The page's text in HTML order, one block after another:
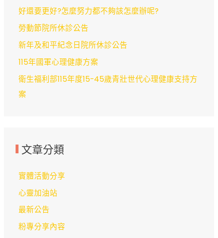
好還要更好?怎麼努力都不夠該怎麼辦呢?
勞動節院所休診公告
新年及和平紀念日院所休診公告
115年國軍心理健康方案
衛生福利部115年度15-45歲青壯世代心理健康支持方
案
文章分類
實體活動分享
心靈加油站
最新公告
粉專分享內容